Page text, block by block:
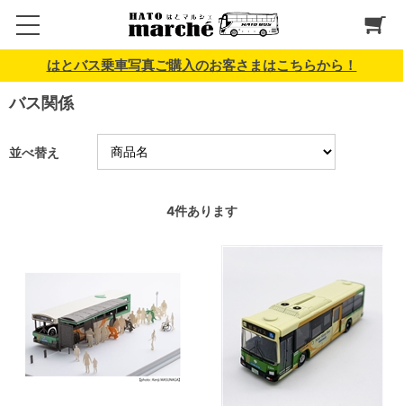
はとバス乗車写真ご購入のお客さまはこちらから！
バス関係
並べ替え
4件あります